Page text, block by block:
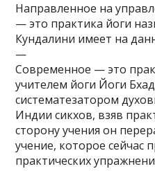
Направленное на
— это практика йоги
Кундалини имеет на
—
Современное — это
учителем йоги Йоги
систематезатором
Индии сикхов, взяв
сторону учения он
учение, которое сейчас
практических